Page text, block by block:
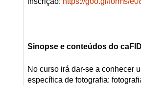
Sinopse e conteúdos do
No curso irá dar-se a conhecer
específica de fotografia: